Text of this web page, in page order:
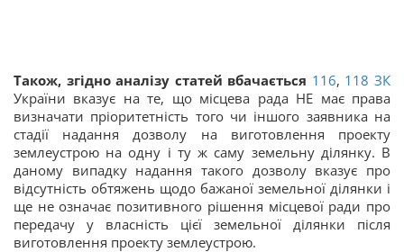
Також, згідно аналізу статей вбачається 116, 118ЗК
України вказує на те, що місцева рада НЕ має права
визначати пріоритетність того чи іншого заявника на
стадії надання дозволу на виготовлення проекту
землеустрою на одну і ту ж саму земельну ділянку. В
даному випадку надання такого дозволу вказує про
відсутність обтяжень щодо бажаної земельної ділянки і
ще не означає позитивного рішення місцевої ради про
передачу у власність цієї земельної ділянки після
виготовлення проекту землеустрою.